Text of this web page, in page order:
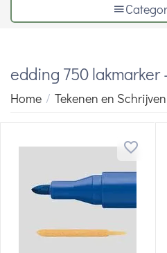
edding 750 lakmarker
Home / Tekenen en Schrijven